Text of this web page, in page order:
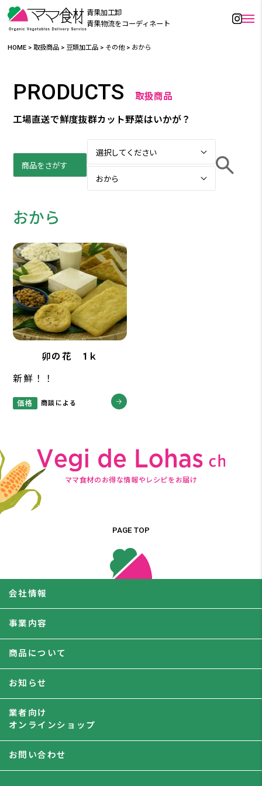
青果加工卸
青果物流をコーディネート
HOME >取扱商品 > 豆類加工品 > その他> おから
PRODUCTS 取扱商品
工場直送で鮮度抜群カット野菜はいかが？
おから
卯の花 1ｋ
新鮮！！
価格 商談による
ママ食材のお得な情報やレシピをお届け
PAGE TOP
会社情報
事業内容
商品について
お知らせ
業者向け
オンラインショップ
お問い合わせ